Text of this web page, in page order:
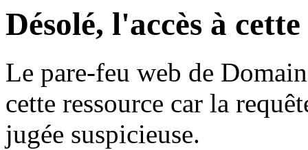
Désolé, l'accès à
Le pare-feu web de
cette ressource car la
jugée suspicieuse.